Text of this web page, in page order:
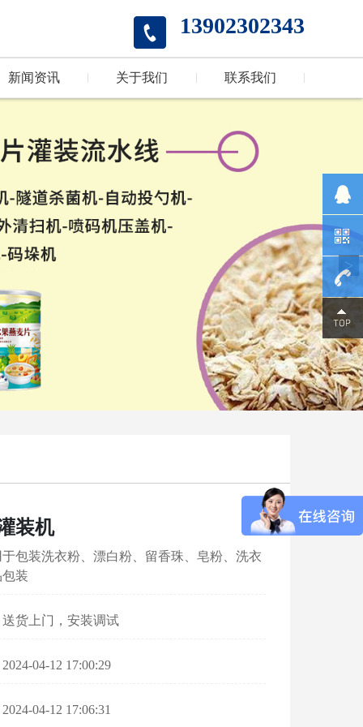
13902302343
新闻资讯 关于我们 联系我们
>
装机
包装洗衣粉、漂白粉、留香珠、皂粉、洗衣
装
货上门，安装调试
04-12 17:00:29
04-12 17:06:31
1390230
2343